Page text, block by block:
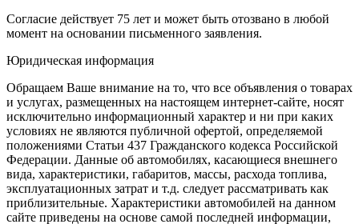
Согласие действует 75 лет и может быть отозвано в любой
момент на основании письменного заявления.
Юридическая информация
Обращаем Ваше внимание на то, что все объявления о товарах
и услугах, размещенных на настоящем интернет-сайте, носят
исключительно информационный характер и ни при каких
условиях не являются публичной офертой, определяемой
положениями Статьи 437 Гражданского кодекса Российской
Федерации. Данные об автомобилях, касающиеся внешнего
вида, характеристики, габаритов, массы, расхода топлива,
эксплуатационных затрат и т.д. следует рассматривать как
приблизительные. Характеристики автомобилей на данном
сайте приведены на основе самой последней информации,